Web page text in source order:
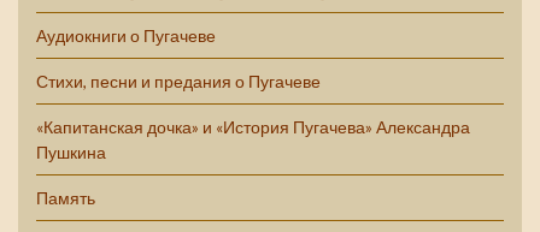
Аудиокниги о Пугачеве
Стихи, песни и предания о Пугачеве
«Капитанская дочка» и «История Пугачева» Александра
Пушкина
Память